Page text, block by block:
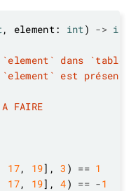
, element: int) -> int
17, 19], 3 ) == 1
17, 19], 4) == -1